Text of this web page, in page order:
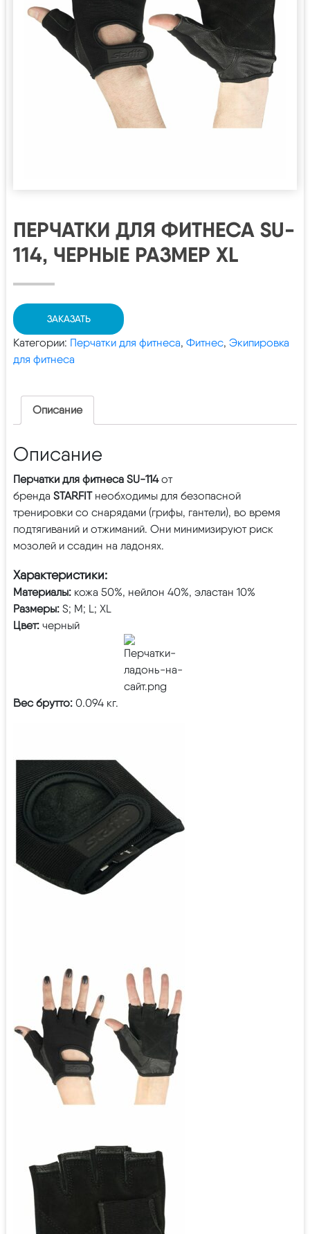
ПЕРЧАТКИ ДЛЯ ФИТНЕСА SU-
114, ЧЕРНЫЕ РАЗМЕР XL
ЗАКАЗАТЬ
Категории: Перчатки для фитнеса, Фитнес, Экипировка
для фитнеса
Описание
Описание
Перчатки для фитнеса SU-114от
бренда STARFITнеобходимы для безопасной
тренировки со снарядами (грифы, гантели), во время
подтягиваний и отжиманий. Они минимизируют риск
мозолей и ссадин на ладонях.
Характеристики:
Материалы: кожа 50%, нейлон 40%, эластан 10%
Размеры: S; M; L; XL
Цвет: черный
Вес брутто: 0.094 кг.